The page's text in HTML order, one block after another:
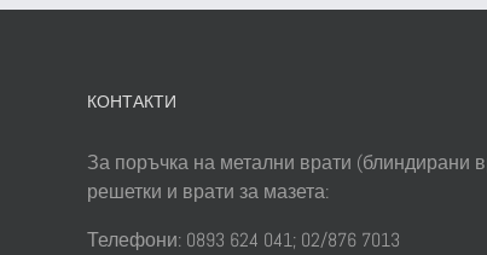
КОНТАКТИ
За поръчка на метални врати (блиндирани
решетки и врати за мазета:
Телефони: 0893 624 041; 02/876 7013